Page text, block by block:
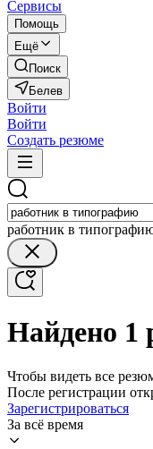
Сервисы
Помощь
Ещё
Поиск
Белев
Войти
Войти
Создать резюме
работник в
Найдено 1
Чтобы видеть все
После регистрации
Зарегистрироваться
За всё время